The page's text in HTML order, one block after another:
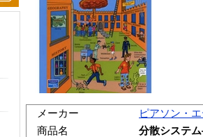
メーカー
ピアソン・
商品名
分散システ